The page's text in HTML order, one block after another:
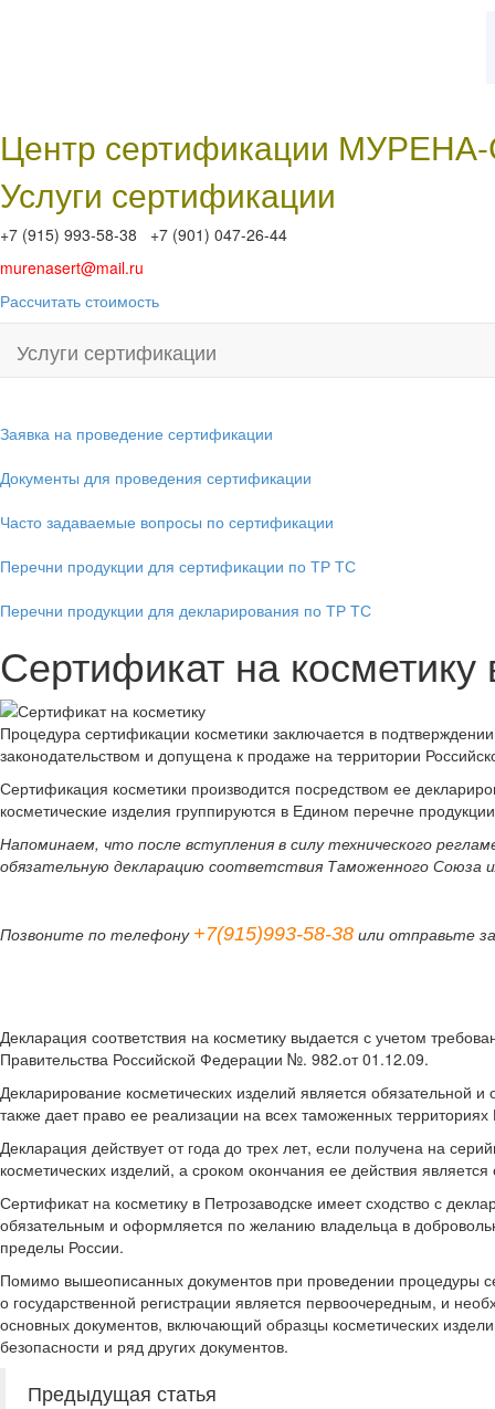
Центр сертификации
Услуги сертификации
+7 (915) 993-58-38 +7 (901) 047-26-44
murenasert@mail.ru
Рассчитать стоимость
Услуги сертификации
Заявка на проведение сертификации
Документы для проведения сертификации
Часто задаваемые вопросы по сертификации
Перечни продукции для сертификации по ТР ТС
Перечни продукции для декларирования по ТР ТС
Сертификат на косметику
Процедура сертификации косметики заключается в
законодательством и допущена к продаже на территории
Сертификация косметики производится посредством ее
косметические изделия группируются в Едином перечне
Напоминаем, что после вступления в силу технического
обязательную декларацию соответствия Таможенного Союза
Позвоните по телефону +7(915)993-58-38 или отправьте
Декларация соответствия на косметику выдается с учетом
Правительства Российской Федерации №. 982.от 01.12.09.
Декларирование косметических изделий является обязательной
также дает право ее реализации на всех таможенных
Декларация действует от года до трех лет, если получена на
косметических изделий, а сроком окончания ее действия
Сертификат на косметику в Петрозаводске имеет сходство с
обязательным и оформляется по желанию владельца в
пределы России.
Помимо вышеописанных документов при проведении процедуры
о государственной регистрации является первоочередным, и
основных документов, включающий образцы косметических
безопасности и ряд других документов.
Предыдущая статья